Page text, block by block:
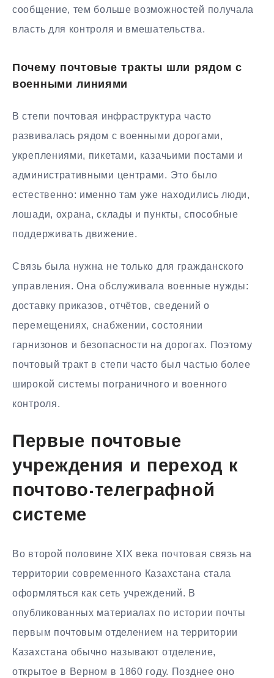
сообщение, тем больше возможностей получала
власть для контроля и вмешательства.
Почему почтовые тракты шли рядом с
военными линиями
В степи почтовая инфраструктура часто
развивалась рядом с военными дорогами,
укреплениями, пикетами, казачьими постами и
административными центрами. Это было
естественно: именно там уже находились люди,
лошади, охрана, склады и пункты, способные
поддерживать движение.
Связь была нужна не только для гражданского
управления. Она обслуживала военные нужды:
доставку приказов, отчётов, сведений о
перемещениях, снабжении, состоянии
гарнизонов и безопасности на дорогах. Поэтому
почтовый тракт в степи часто был частью более
широкой системы пограничного и военного
контроля.
Первые почтовые
учреждения и переход к
почтово-телеграфной
системе
Во второй половине XIX века почтовая связь на
территории современного Казахстана стала
оформляться как сеть учреждений. В
опубликованных материалах по истории почты
первым почтовым отделением на территории
Казахстана обычно называют отделение,
открытое в Верном в 1860 году. Позднее оно